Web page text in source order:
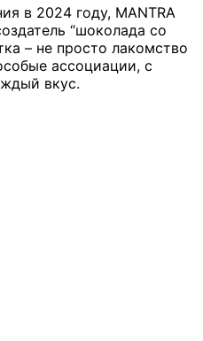
в 2024 году, MANTRA
“шоколада со
– не просто лакомство
ассоциации, с
вкус.